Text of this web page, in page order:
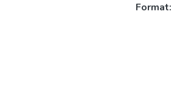
Format: